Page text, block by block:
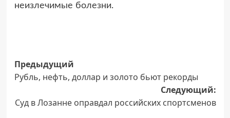
неизлечимые болезни.
Навигация
записи
Предыдущий
Рубль, нефть, доллар и золото бьют рекорды
Следующий:
Суд в Лозанне оправдал российских спортсменов